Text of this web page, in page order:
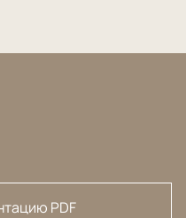
PDF